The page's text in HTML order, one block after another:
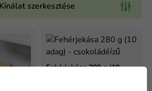
Kínálat szerkesztése
Fehérjekása 280 g (10